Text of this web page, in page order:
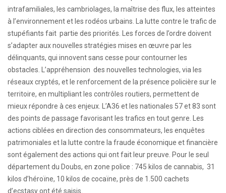
intrafamiliales, les cambriolages, la maîtrise des flux, les atteintes
à l’environnement et les rodéos urbains. La lutte contre le trafic de
stupéfiants fait partie des priorités. Les forces de l’ordre doivent
s’adapter aux nouvelles stratégies mises en œuvre par les
délinquants, qui innovent sans cesse pour contourner les
obstacles. L’appréhension des nouvelles technologies, via les
réseaux cryptés, et le renforcement de la présence policière sur le
territoire, en multipliant les contrôles routiers, permettent de
mieux répondre à ces enjeux. L’A36 et les nationales 57 et 83 sont
des points de passage favorisant les trafics en tout genre. Les
actions ciblées en direction des consommateurs, les enquêtes
patrimoniales et la lutte contre la fraude économique et financière
sont également des actions qui ont fait leur preuve. Pour le seul
département du Doubs, en zone police : 745 kilos de cannabis, 31
kilos d’héroïne, 10 kilos de cocaïne, près de 1.500 cachets
d’ecstasy ont été saisis.